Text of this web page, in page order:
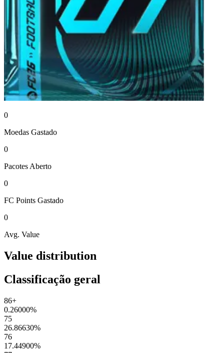
0
Moedas Gastado
0
Pacotes Aberto
0
FC Points Gastado
0
Avg. Value
Value distribution
Classificação geral
86+
0.26000%
75
26.86630%
76
17.44900%